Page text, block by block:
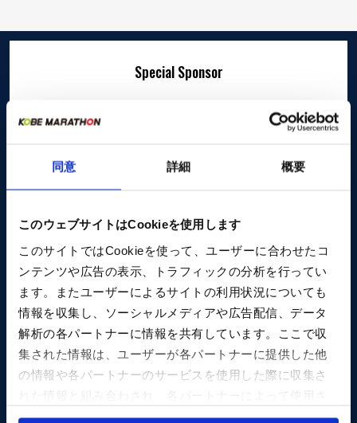
同意 詳細 概要
このウェブサイトはCookieを使用します
このサイトではCookieを使って、ユーザーに合わせたコ
ンテンツや広告の表示、トラフィックの分析を行ってい
ます。またユーザーによるサイトの利用状況についても
情報を収集し、ソーシャルメディアや広告配信、データ
解析の各パートナーに情報を共有しています。ここで収
集された情報は、ユーザーが各パートナーに提供した他
の情報や各パートナーのサービスを使用した際に収集さ
れることがあります。
Special Sponsor
Sponsor